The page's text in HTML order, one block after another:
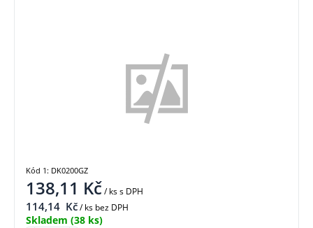
138,11 Kč/ kss DPH
114,14 Kč/ ks bez DPH
Skladem (38 ks)
Kód 1: DK0200GZ